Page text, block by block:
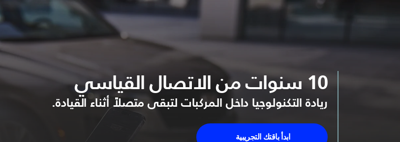
10 سنوات من الاتصال القياسي
ريادة التكنولوجيا داخل المركبات لتبقى متصلاً أثناء القيادة.
ابدأ باقتك التجريبية